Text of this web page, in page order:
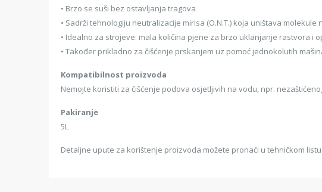
• Brzo se suši bez ostavljanja tragova
• Sadrži tehnologiju neutralizacije mirisa (O.N.T.) koja uništava
• Idealno za strojeve: mala količina pjene za brzo uklanjanje rastvora i
• Također prikladno za čišćenje prskanjem uz pomoć jednokolutih
Kompatibilnost proizvoda
Nemojte koristiti za čišćenje podova osjetljivih na vodu, npr.
Pakiranje
5L
Detaljne upute za korištenje proizvoda možete pronaći u tehničkom listu.